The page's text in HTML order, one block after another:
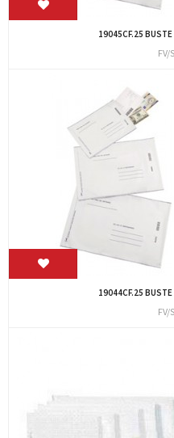
19045CF.25
FV/
19044CF.25
FV/